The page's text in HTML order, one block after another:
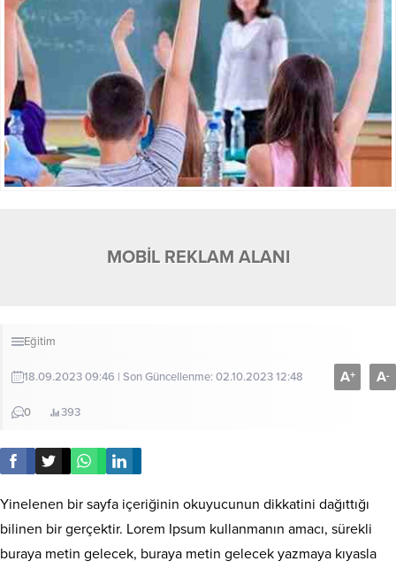
MOBİL REKLAM ALANI
Eğitim
18.09.2023 09:46 | Son Güncellenme: 02.10.2023 12:48
0 393
A+ A-
Yinelenen bir sayfa içeriğinin okuyucunun dikkatini dağıttığı
bilinen bir gerçektir. Lorem Ipsum kullanmanın amacı, sürekli
buraya metin gelecek, buraya metin gelecek yazmaya kıyasla